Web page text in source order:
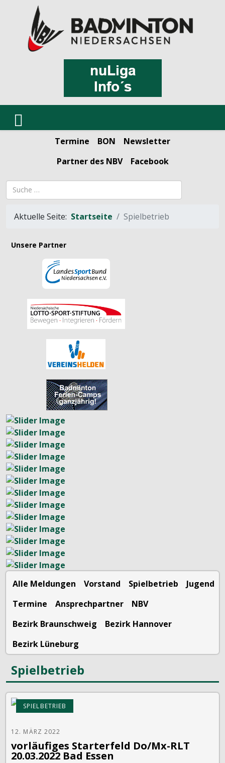
Termine BON
Newsletter
Partner des NBV
Facebook
Suchbegriff
Aktuelle Seite: Startseite Spielbetrieb
Unsere Partner
Alle Meldungen Vorstand Spielbetrieb
Jugend
Termine
Ansprechpartner
NBV
Bezirk Braunschweig
Bezirk Hannover
Bezirk Lüneburg
Spielbetrieb
SPIELBETRIEB
12. MÄRZ 2022
vorläufiges Starterfeld Do/Mx-RLT
20.03.2022 Bad Essen